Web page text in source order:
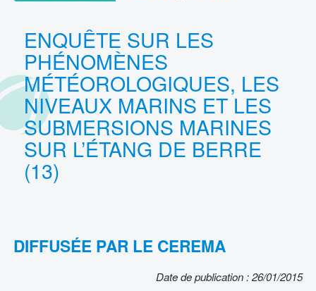
ENQUÊTE SUR LES
PHÉNOMÈNES
MÉTÉOROLOGIQUES, LES
NIVEAUX MARINS ET LES
SUBMERSIONS MARINES
SUR L’ÉTANG DE BERRE
(13)
DIFFUSÉE PAR LE CEREMA
Date de publication : 26/01/2015